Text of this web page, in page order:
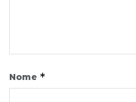
Nome *